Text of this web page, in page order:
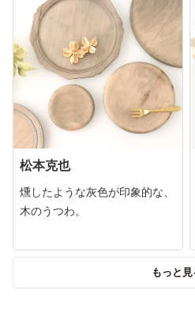
松本克也
燻したような灰色が印象的な、
木のうつわ。
もっと見